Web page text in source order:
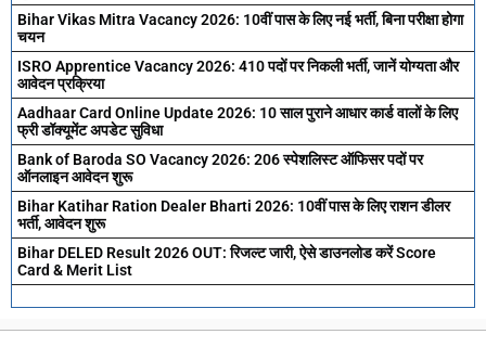
Bihar Vikas Mitra Vacancy 2026: 10वीं पास के लिए नई भर्ती, बिना परीक्षा होगा
चयन
ISRO Apprentice Vacancy 2026: 410 पदों पर निकली भर्ती, जानें योग्यता और
आवेदन प्रक्रिया
Aadhaar Card Online Update 2026: 10 साल पुराने आधार कार्ड वालों के लिए
फ्री डॉक्यूमेंट अपडेट सुविधा
Bank of Baroda SO Vacancy 2026: 206 स्पेशलिस्ट ऑफिसर पदों पर
ऑनलाइन आवेदन शुरू
Bihar Katihar Ration Dealer Bharti 2026: 10वीं पास के लिए राशन डीलर
भर्ती, आवेदन शुरू
Bihar DELED Result 2026 OUT: रिजल्ट जारी, ऐसे डाउनलोड करें Score
Card & Merit List